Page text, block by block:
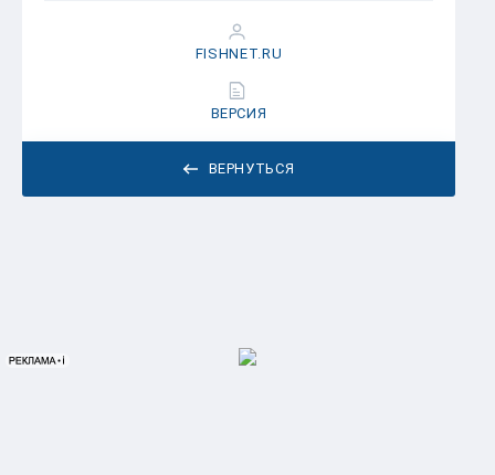
ВЕРНУТЬСЯ
FISHNET.RU
ВЕРСИЯ